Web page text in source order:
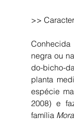
>>
negra ou
do-bicho-
planta
espécie
2008) e
família